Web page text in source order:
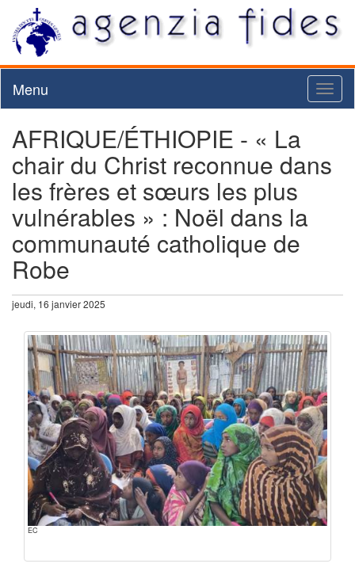
Menu
AFRIQUE/ÉTHIOPIE - « La
chair du Christ reconnue dans
les frères et sœurs les plus
vulnérables » : Noël dans la
communauté catholique de
Robe
jeudi, 16 janvier 2025
EC